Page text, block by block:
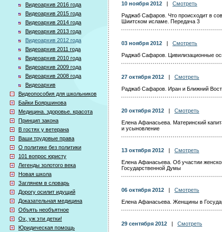
Видеоархив 2016 года
Видеоархив 2015 года
Видеоархив 2014 года
Видеоархив 2013 года
Видеоархив 2012 года
Видеоархив 2011 года
Видеоархив 2010 года
Видеоархив 2009 года
Видеоархив 2008 года
Видеоархив
Видеопособия для школьников
Байки Бояршинова
Медицина. здоровье. красота
Принцип закона
В гостях у ветерана
Ваши трудовые права
О политике без политики
101 вопрос юристу
Легенды золотого века
Новая школа
Заглянем в словарь
Дорогу осилит идущий
Доказательная медицина
Объять необъятное
Ох, уж эти детки!
Юридическая помощь
10 ноября 2012
Смотреть
Раджаб Сафаров. Что происходит в
Шиитском исламе. Передача 3
03 ноября 2012
Смотреть
Раджаб Сафаров. Цивилизационные
27 октября 2012
Смотреть
Раджаб Сафаров. Иран и Ближний
20 октября 2012
Смотреть
Елена Афанасьева. Материнский
и усыновление
13 октября 2012
Смотреть
Елена Афанасьева. Об участии
Государственной Думы
06 октября 2012
Смотреть
Елена Афанасьева. Женщины в
29 сентября 2012
Смотреть